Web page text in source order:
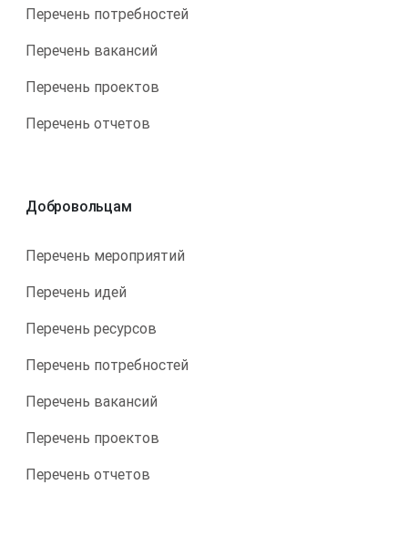
Перечень потребностей
Перечень вакансий
Перечень проектов
Перечень отчетов
Добровольцам
Перечень мероприятий
Перечень идей
Перечень ресурсов
Перечень потребностей
Перечень вакансий
Перечень проектов
Перечень отчетов